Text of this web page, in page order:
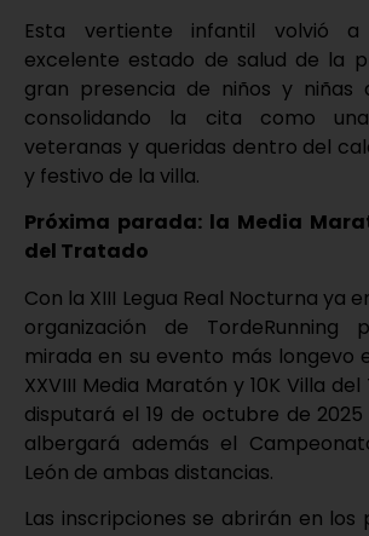
Esta vertiente infantil volvió
excelente estado de salud de la
gran presencia de niños y niñas
consolidando la cita como
veteranas y queridas dentro del
y festivo de la villa.
Próxima parada: la Media
del Tratado
Con la XIII Legua Real Nocturna ya
organización de TordeRunning
mirada en su evento más longevo
XXVIII Media Maratón y 10K Villa
disputará el 19 de octubre de
albergará además el
León de ambas distancias.
Las inscripciones se abrirán en los